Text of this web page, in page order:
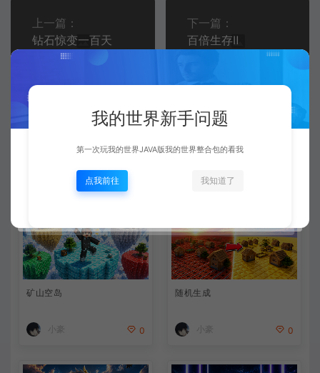
上一篇：
钻石惊变一百天
下一篇：
百倍生存Ⅱ
相关文章
矿山空岛
小豪 0
随机生成
小豪 0
我的世界新手问题
第一次玩我的世界JAVA版我的世界整合包的看我
点我前往 我知道了